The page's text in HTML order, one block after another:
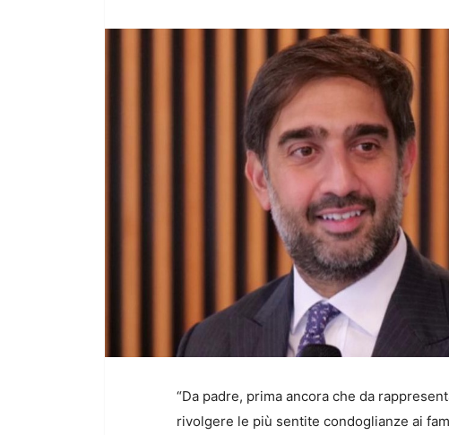
“Da padre, prima ancora che da
rivolgere le più sentite condoglianze ai